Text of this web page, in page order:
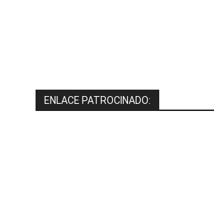
ENLACE PATROCINADO: